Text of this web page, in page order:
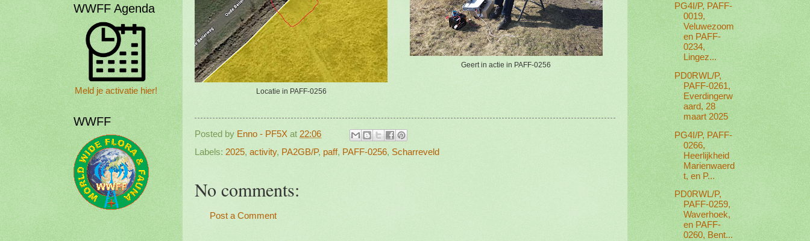
Locatie in PAFF-0256
Geert in actie in PAFF-0256
Posted by Enno - PF5X at 22:06
Labels: 2025, activity, PA2GB/P, paff, PAFF-0256, Scharreveld
No comments:
Post a Comment
WWFF Agenda
Meld je activatie hier!
WWFF
PG4I/P, PAFF-
0019,
Veluwezoom
en PAFF-
0234,
Lingez...
PD0RWL/P,
PAFF-0261,
Everdingerw
aard, 28
maart 2025
PG4I/P, PAFF-
0266,
Heerlijkheid
Marienwaerd
t, en P...
PD0RWL/P,
PAFF-0259,
Waverhoek,
en PAFF-
0260, Bent...